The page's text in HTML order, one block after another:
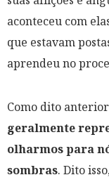
aconteceu com
que estavam
aprendeu no
Como dito
geralmente
olharmos para
sombras. Dito